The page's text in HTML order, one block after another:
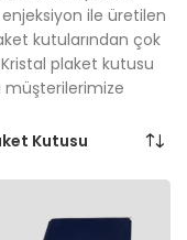
ile üretilen
kutularından çok
plaket kutusu
müşterilerimize
Kutusu